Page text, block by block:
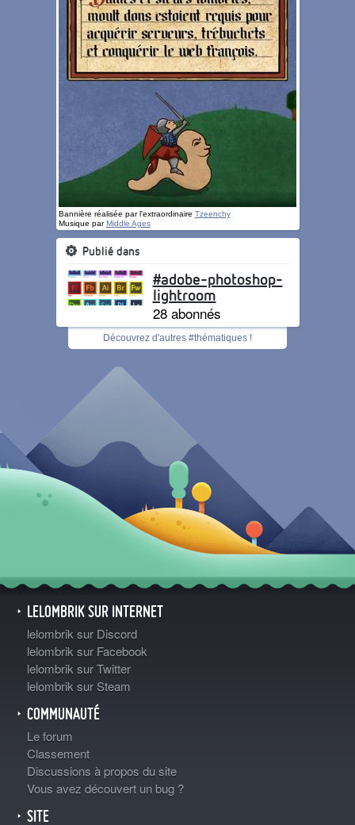
Bannière réalisée par l'extraordinaire Tzeenchy
Musique parMiddle Ages
Publié dans
#adobe-photoshop-
lightroom
28 abonnés
Découvrez d'autres #thématiques !
LELOMBRIK SUR INTERNET
lelombrik sur Discord
lelombrik sur Facebook
lelombrik sur Twitter
lelombrik sur Steam
COMMUNAUTÉ
Le forum
Classement
Discussions à propos du site
Vous avez découvert un bug ?
SITE